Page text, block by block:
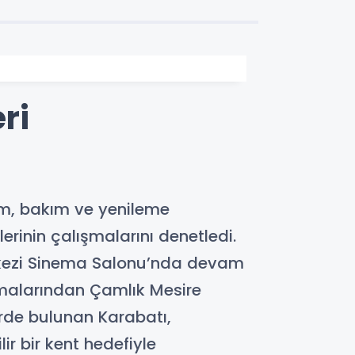
bakım ve yenileme
çalışmalarını denetledi.
Sinema Salonu’nda devam
Çamlık Mesire
bulunan Karabatı,
bir kent hedefiyle